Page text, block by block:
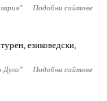
" Подобни сайтове
езиковедски,
Дуло" Подобни сайтове